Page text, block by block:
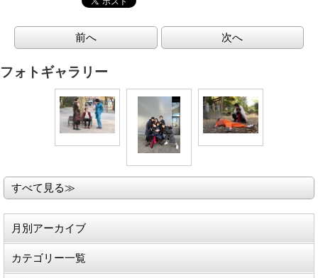
前へ 次へ
フォトギャラリー
すべて見る≫
月別アーカイブ
カテゴリー一覧